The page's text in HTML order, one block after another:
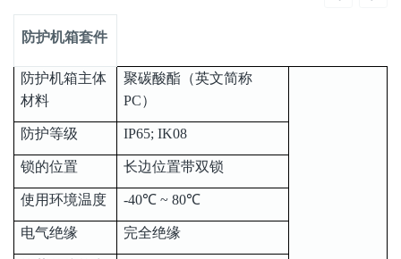
防护机箱套件
防护机箱主体
材料
聚碳酸酯（英文简称
PC）
防护等级 IP65; IK08
锁的位置 长边位置带双锁
使用环境温度 -40℃ ~ 80℃
电气绝缘 完全绝缘